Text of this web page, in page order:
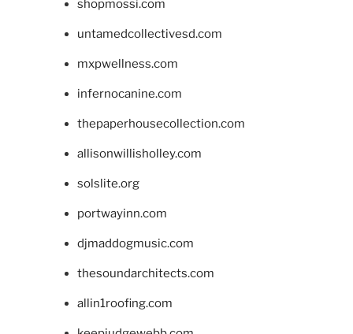
shopmossi.com
untamedcollectivesd.com
mxpwellness.com
infernocanine.com
thepaperhousecollection.com
allisonwillisholley.com
solslite.org
portwayinn.com
djmaddogmusic.com
thesoundarchitects.com
allin1roofing.com